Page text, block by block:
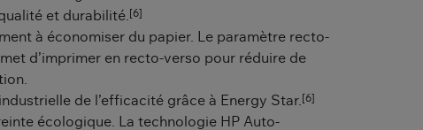
et durabilité.
[6]
à économiser du papier. Le paramètre recto-
d’imprimer en recto-verso pour réduire de
de l’efficacité grâce à Energy Star. [6]
écologique. La technologie HP Auto-